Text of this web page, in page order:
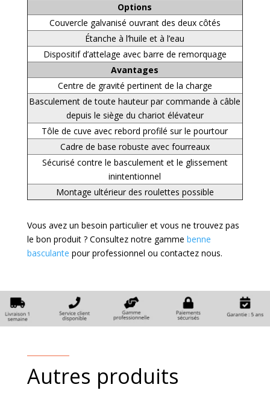
Options
Couvercle galvanisé ouvrant des deux côtés
Étanche à l’huile et à l’eau
Dispositif d’attelage avec barre de remorquage
Avantages
Centre de gravité pertinent de la charge
Basculement de toute hauteur par commande à câble
depuis le siège du chariot élévateur
Tôle de cuve avec rebord profilé sur le pourtour
Cadre de base robuste avec fourreaux
Sécurisé contre le basculement et le glissement
inintentionnel
Montage ultérieur des roulettes possible
Vous avez un besoin particulier et vous ne trouvez pas
le bon produit ? Consultez notre gamme benne
basculante pour professionnel ou contactez nous.
Autres produits